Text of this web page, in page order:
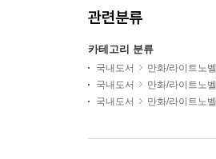
관련분류
카테고리 분류
국내도서 만화/라이트노벨
국내도서
만화/라이트노벨
국내도서
만화/라이트노벨